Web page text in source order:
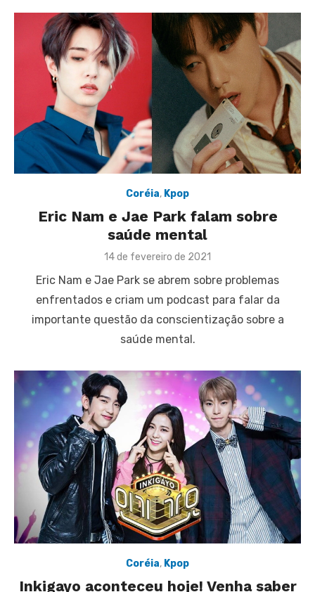
Coréia, Kpop
Eric Nam e Jae Park falam sobre
saúde mental
Posted
14 de fevereiro de 2021
Eric Nam e Jae Park se abrem sobre problemas
enfrentados e criam um podcast para falar da
importante questão da conscientização sobre a
saúde mental.
Coréia, Kpop
Inkigayo aconteceu hoje! Venha saber